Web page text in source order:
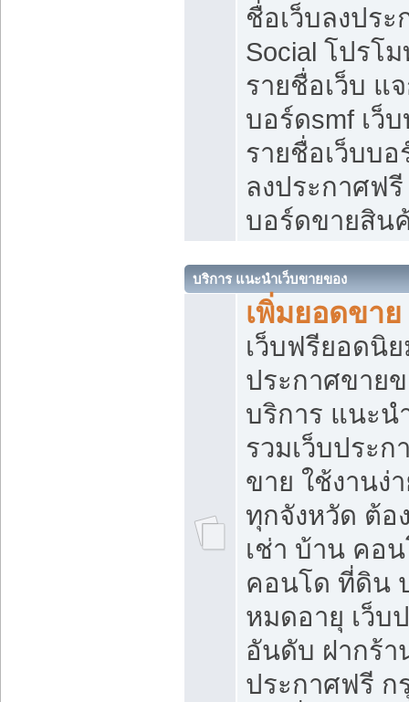
ชื่อเว็บลงปร
Social โปรโ
รายชื่อเว็บ แ
บอร์ดsmf เว็
รายชื่อเว็บบ
ลงประกาศฟรี
บอร์ดขายสิน
บริการ แนะนำเว็บขายของ
เพิ่มยอดขา
เว็บฟรียอดนิ
ประกาศขาย
บริการ แนะน
รวมเว็บประก
ขาย ใช้งานง่
ทุกจังหวัด ต้อ
เช่า บ้าน คอ
คอนโด ที่ดิน
หมดอายุ เว็บ
อันดับ ฝากร้า
ประกาศฟรี ก